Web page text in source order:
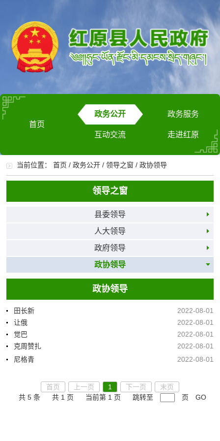
首页
政务公开 政务服务
互动交流 走进红原
当前位置：首页 /政务公开 /领导之窗 /政协领导
领导之窗
县委领导
人大领导
政府领导
政协领导
政协领导
田长新
2022-08-01
让俄
2022-08-01
觉巴
2022-08-01
克周赞扎
2022-08-01
尼格青
2022-08-01
首页 上一页 1 下一页
末页
共 5 条
共 1 页 当前第 1 页 跳转至 页 GO